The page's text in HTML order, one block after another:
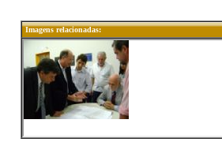
Imagens relacionadas: